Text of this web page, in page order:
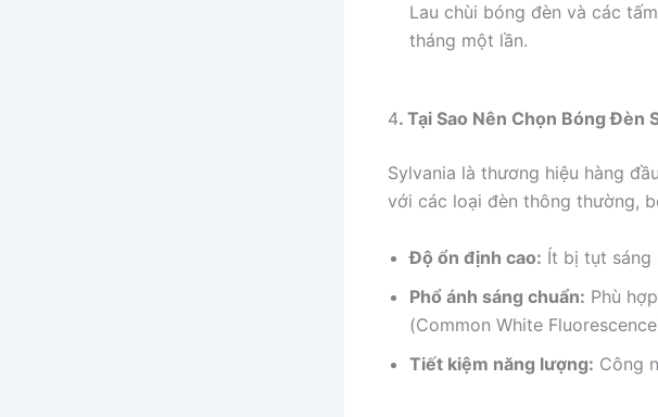
Lau chùi bóng đèn và các
tháng một lần.
4. Tại Sao Nên Chọn Bóng Đèn
Sylvania là thương hiệu hàng
với các loại đèn thông thường,
Độ ổn định cao: Ít bị tụt sáng
Phổ ánh sáng chuẩn: Phù
(Common White
Tiết kiệm năng lượng: Công